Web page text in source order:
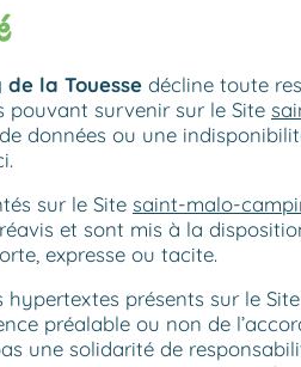
de la Touesse décline toute
pouvant survenir sur le Site
données ou une
sur le Site saint-malo-
et sont mis à la
expresse ou tacite.
hypertextes présents sur le Site
préalable ou non de
une solidarité de